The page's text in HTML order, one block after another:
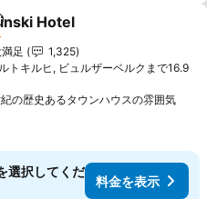
気に入りに追加
Hotel
ランク
足
1,325
トキルヒ, ビュルザーベルクまで16.9
の歴史あるタウンハウスの雰囲気料
選択してくだ
料金を表示